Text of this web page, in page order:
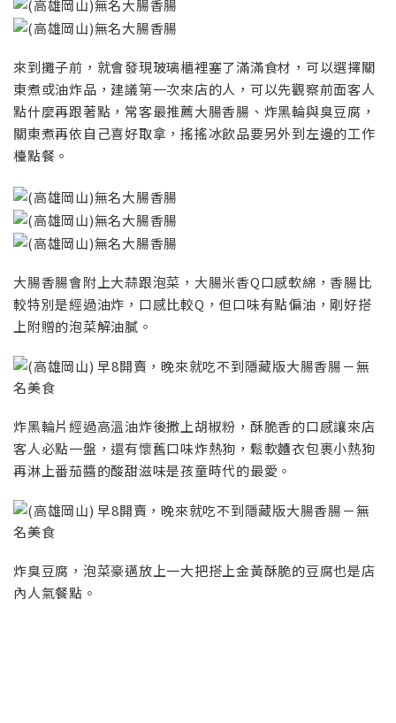
來到攤子前，就會發現玻璃櫃裡塞了滿滿食材，可以選擇關
東煮或油炸品，建議第一次來店的人，可以先觀察前面客人
點什麼再跟著點，常客最推薦大腸香腸、炸黑輪與臭豆腐，
關東煮再依自己喜好取拿，搖搖冰飲品要另外到左邊的工作
檯點餐。
大腸香腸會附上大蒜跟泡菜，大腸米香Q口感軟綿，香腸比
較特別是經過油炸，口感比較Q，但口味有點偏油，剛好搭
上附贈的泡菜解油膩。
炸黑輪片經過高溫油炸後撒上胡椒粉，酥脆香的口感讓來店
客人必點一盤，還有懷舊口味炸熱狗，鬆軟麵衣包裹小熱狗
再淋上番茄醬的酸甜滋味是孩童時代的最愛。
炸臭豆腐，泡菜豪邁放上一大把搭上金黃酥脆的豆腐也是店
內人氣餐點。